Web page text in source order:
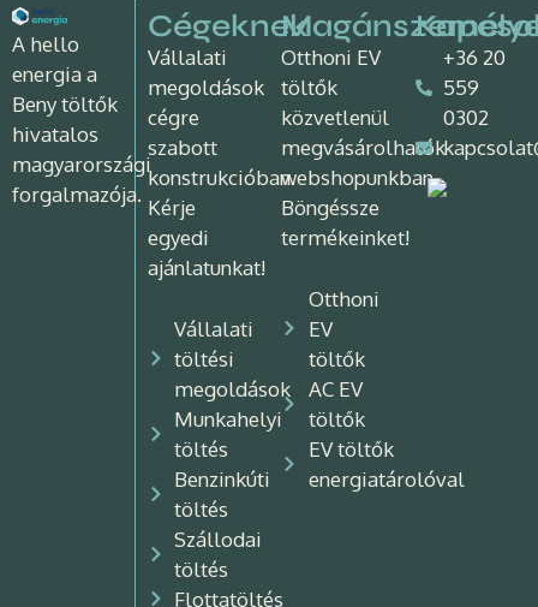
A hello
energia a
Beny töltők
hivatalos
magyarországi
forgalmazója.
Cégeknek
Vállalati
megoldások
cégre
szabott
konstrukcióban.
Kérje
egyedi
ajánlatunkat!
Vállalati
töltési
megoldások
Munkahelyi
töltés
Benzinkúti
töltés
Szállodai
töltés
Flottatöltés
Otthoni EV
töltők
közvetlenül
megvásárolhatók
webshopunkban.
Böngéssze
termékeinket!
Otthoni
EV
töltők
AC EV
töltők
EV töltők
energiatárolóval
+36 20
559
0302